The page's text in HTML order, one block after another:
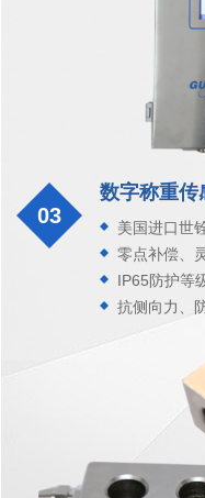
03
数字称重传
美国进口世
零点补偿、
IP65防护等
抗侧向力、